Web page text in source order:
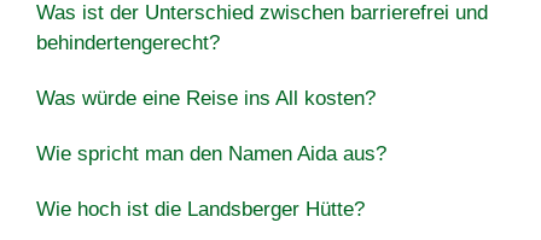
Was ist der Unterschied zwischen barrierefrei und
behindertengerecht?
Was würde eine Reise ins All kosten?
Wie spricht man den Namen Aida aus?
Wie hoch ist die Landsberger Hütte?